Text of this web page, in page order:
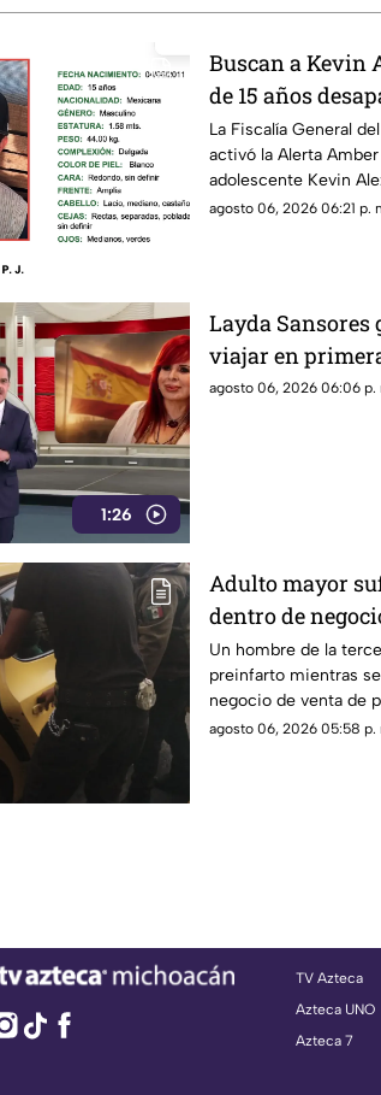
Buscan a Kevin
de 15 años
Michoacán;
La Fiscalía General
activó la Alerta
adolescente Kevin
edad, quien fue visto
agosto 06, 2026 06:21 p.
1:26
Layda
viajar en
agosto 06, 2026 06:06 p.
Adulto mayor
dentro de
Un hombre de la
preinfarto mientras
negocio de venta de
Lázaro Cárdenas, en
agosto 06, 2026 05:58 p.
TV Azteca
Azteca UNO
Azteca 7